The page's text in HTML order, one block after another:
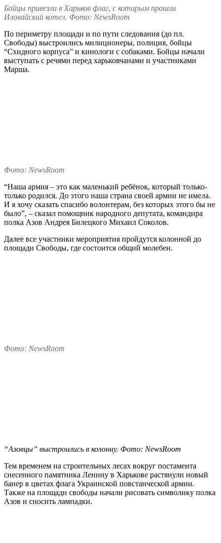
Бойцы привезли в Харьков флаг, с которым прошли
Иловайский котел. Фото: NewsRoom
По периметру площади и по пути следования (до пл.
Свободы) выстроились милиционеры, полиция, бойцы
“Схидного корпуса” и кинологи с собаками. Бойцы начали
выступать с речями перед харьковчанами и участниками
Марша.
Фото: NewsRoom
“Наша армия – это как маленький ребёнок, который только-
только родился. До этого наша страна своей армии не имела.
И я хочу сказать спасибо волонтерам, без которых этого бы не
было”, – сказал помощник народного депутата, командира
полка Азов Андрея Билецкого Михаил Соколов.
Далее все участники мероприятия пройдутся колонной до
площади Свободы, где состоится общий молебен.
Фото: NewsRoom
“Азовцы” выстроились в колонну. Фото: NewsRoom
Тем временем на строительных лесах вокруг постамента
снесенного памятника Ленину в Харькове растянули новый
банер в цветах флага Украинской повстанческой армии.
Также на площади свободы начали рисовать символику полка
Азов и сносить лампадки.